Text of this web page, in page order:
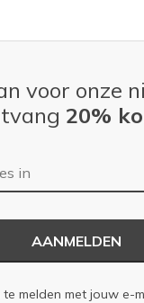
voor onze
20%
AANMELDEN
melden met jouw e-